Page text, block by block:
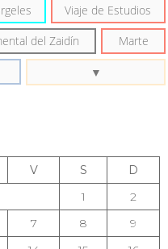
Viaje de Estudios
del Zaidín Marte
V S
D
1
2
7 8
9